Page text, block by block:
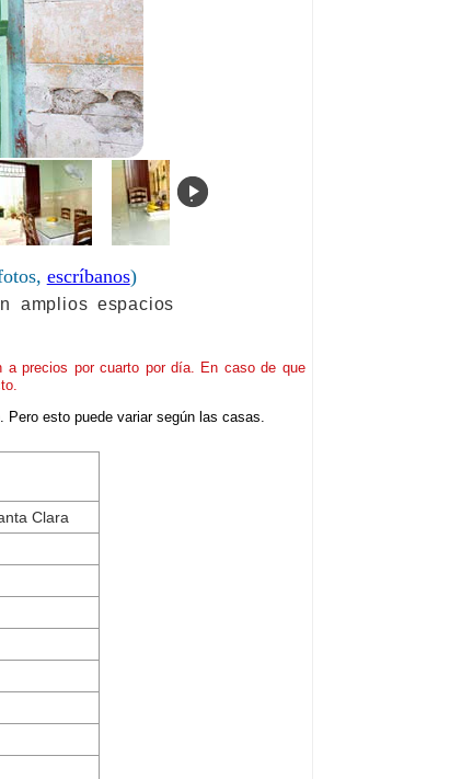
.
escríbanos)
amplios espacios
a precios por cuarto por día. En caso de que
esto puede variar según las casas.
Clara